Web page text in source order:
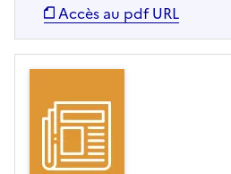
Accès au pdf URL